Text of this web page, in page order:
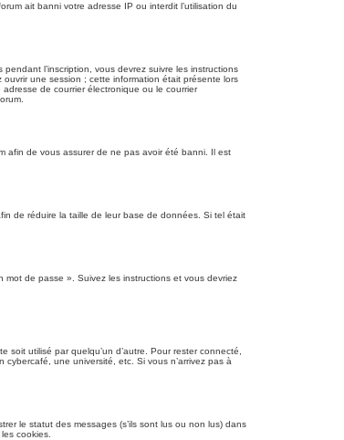
ait banni votre adresse IP ou interdit l’utilisation du
l’inscription, vous devrez suivre les instructions
une session ; cette information était présente lors
de courrier électronique ou le courrier
afin de vous assurer de ne pas avoir été banni. Il est
de réduire la taille de leur base de données. Si tel était
de passe ». Suivez les instructions et vous devriez
utilisé par quelqu’un d’autre. Pour rester connecté,
une université, etc. Si vous n’arrivez pas à
le statut des messages (s’ils sont lus ou non lus) dans
cookies.